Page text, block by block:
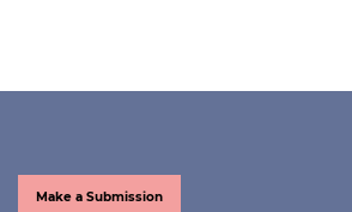
Make a Submission